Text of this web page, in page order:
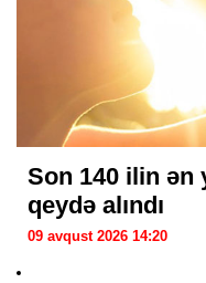
Son 140 ilin ən
qeydə alındı
09 avqust 2026 14:20